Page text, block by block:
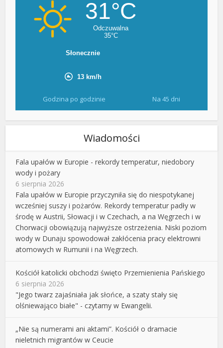
Godzina po godzinie Na 45 dni
Wiadomości
Fala upałów w Europie - rekordy temperatur, niedobory
wody i pożary
6 sierpnia 2026
Fala upałów w Europie przyczyniła się do niespotykanej
wcześniej suszy i pożarów. Rekordy temperatur padły w
środę w Austrii, Słowacji i w Czechach, a na Węgrzech i w
Chorwacji obowiązują najwyższe ostrzeżenia. Niski poziom
wody w Dunaju spowodował zakłócenia pracy elektrowni
atomowych w Rumunii i na Węgrzech.
Kościół katolicki obchodzi święto Przemienienia Pańskiego
6 sierpnia 2026
"Jego twarz zajaśniała jak słońce, a szaty stały się
olśniewająco białe" - czytamy w Ewangelii.
„Nie są numerami ani aktami”. Kościół o dramacie
nieletnich migrantów w Ceucie